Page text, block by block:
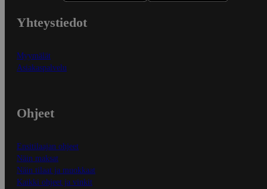
Yhteystiedot
Myymälät
Asiakaspalvelu
Ohjeet
Ensitilaajan ohjeet
Näin maksat
Näin tilaat ja muokkaat
Kaikki ohjeet ja vinkit